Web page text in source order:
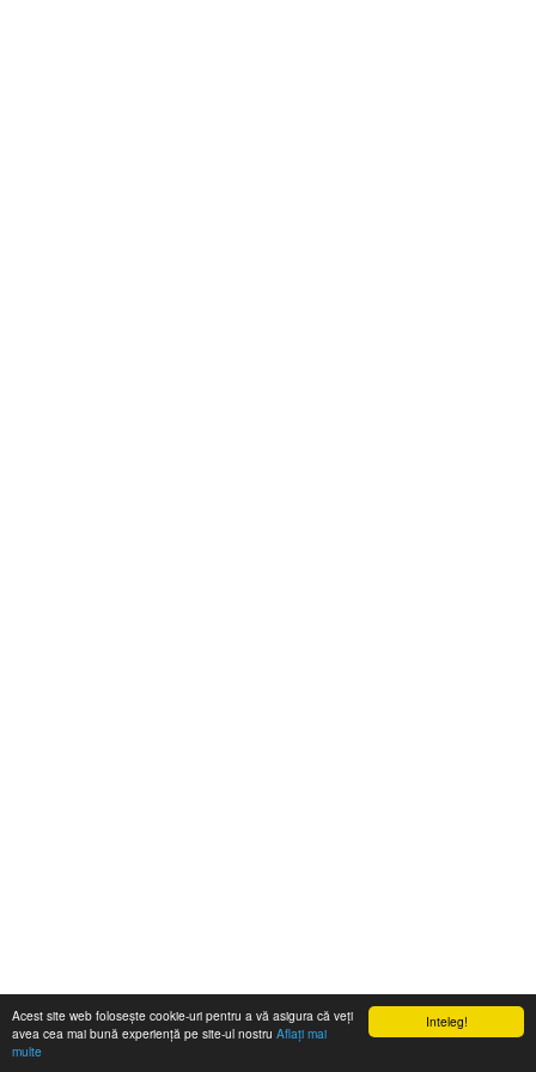
Inteleg!
Acest site web folosește cookie-uri pentru a vă asigura că veți
avea cea mai bună experiență pe site-ul nostru Aflați mai
multe